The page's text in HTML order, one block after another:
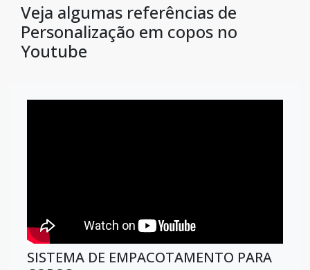
Veja algumas referências de
Personalização em copos no
Youtube
SISTEMA DE EMPACOTAMENTO PARA